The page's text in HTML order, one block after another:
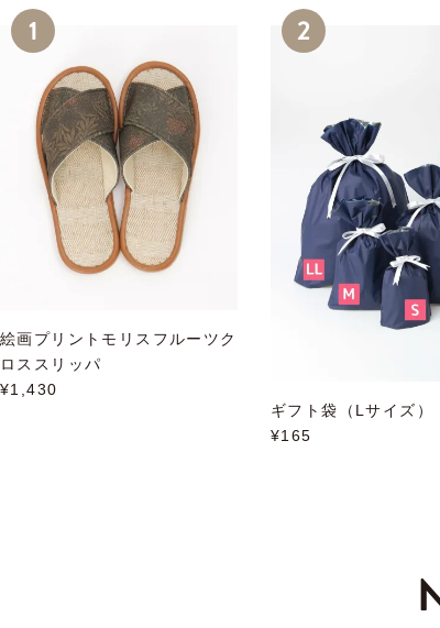
絵画プリントモリスフルーツク
ロススリッパ
¥1,430
ギフト袋（Lサイズ）
¥165